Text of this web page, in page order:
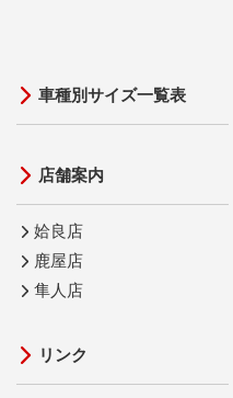
車種別サイズ一覧表
店舗案内
姶良店
鹿屋店
隼人店
リンク